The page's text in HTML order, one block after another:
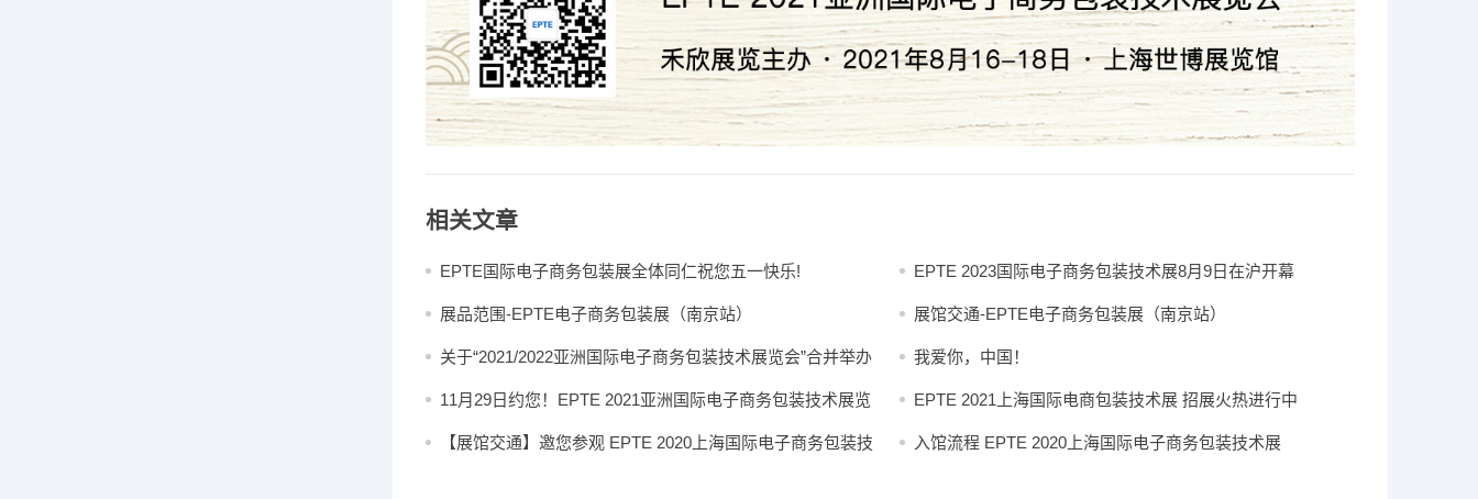
相关文章
EPTE国际电子商务包装展全体同仁祝您五一快乐! EPTE 2023国际电子商务包装技术展8月9日在沪开幕
展品范围-EPTE电子商务包装展（南京站） 展馆交通-EPTE电子商务包装展（南京站）
关于“2021/2022亚洲国际电子商务包装技术展览会”合并举办
我爱你，中国！
11月29日约您！EPTE 2021亚洲国际电子商务包装技术展览
会
EPTE 2021上海国际电商包装技术展 招展火热进行中
【展馆交通】邀您参观 EPTE 2020上海国际电子商务包装技
入馆流程 EPTE 2020上海国际电子商务包装技术展